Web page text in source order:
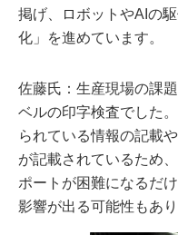
掲げ、ロボットやAIの
化」を進めています。
佐藤氏：生産現場の課
ベルの印字検査でした
られている情報の記載
が記載されているため
ポートが困難になるだ
影響が出る可能性もあ